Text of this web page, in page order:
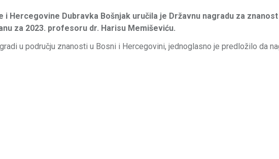
Hercegovine Dubravka Bošnjak uručila je Državnu nagradu za
za 2023. profesoru dr. Harisu Memiševiću.
u području znanosti u Bosni i Hercegovini, jednoglasno je predložilo da